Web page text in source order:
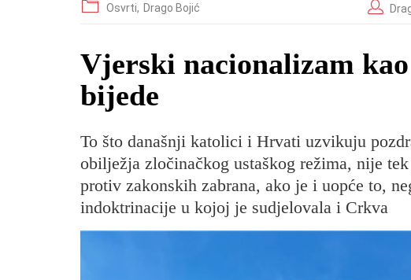
Osvrti, Drago Bojić
​Vjerski nacionalizam
bijede
To što današnji katolici i Hrvati uzvikuju
obilježja zločinačkog ustaškog režima, nije
protiv zakonskih zabrana, ako je i uopće to,
indoktrinacije u kojoj je sudjelovala i Crkva